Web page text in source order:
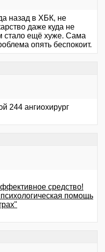
назад в ХБК, не
даже куда не
стало ещё хуже. Сама
опять беспокоит.
244 ангиохирург
средство!
помощь